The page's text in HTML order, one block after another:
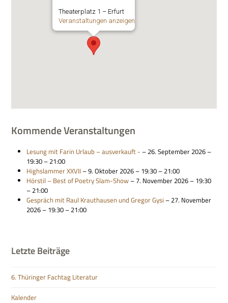
Thea­ter­platz 1 – Erfurt
Ver­an­stal­tun­gen anzeigen
Kommende Veranstaltungen
Lesung mit Farin Urlaub – aus­ver­kauft - – 26. Sep­tem­ber 2026 –
19:30 – 21:00
Highslam­mer XXVII– 9. Okto­ber 2026 – 19:30 – 21:00
Hör­stil – Best of Poetry Slam-Show– 7. Novem­ber 2026 – 19:30
– 21:00
Gespräch mit Raul Kraut­hau­sen und Gre­gor Gysi – 27. Novem­ber
2026 – 19:30 – 21:00
Letzte Beiträge
6. Thüringer Fachtag Literatur
Kalender